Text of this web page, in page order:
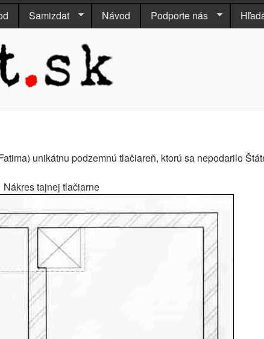
Skočiť na hlavný obsah
Samizdat Návod Podporte nás
unikátnu podzemnú tlačiareň, ktorú sa nepodarilo
Nákres tajnej tlačiarne